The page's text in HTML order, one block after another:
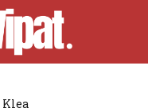
Klea